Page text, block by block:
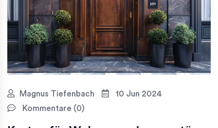
Magnus Tiefenbach
10 Jun 2024
Kommentare (0)